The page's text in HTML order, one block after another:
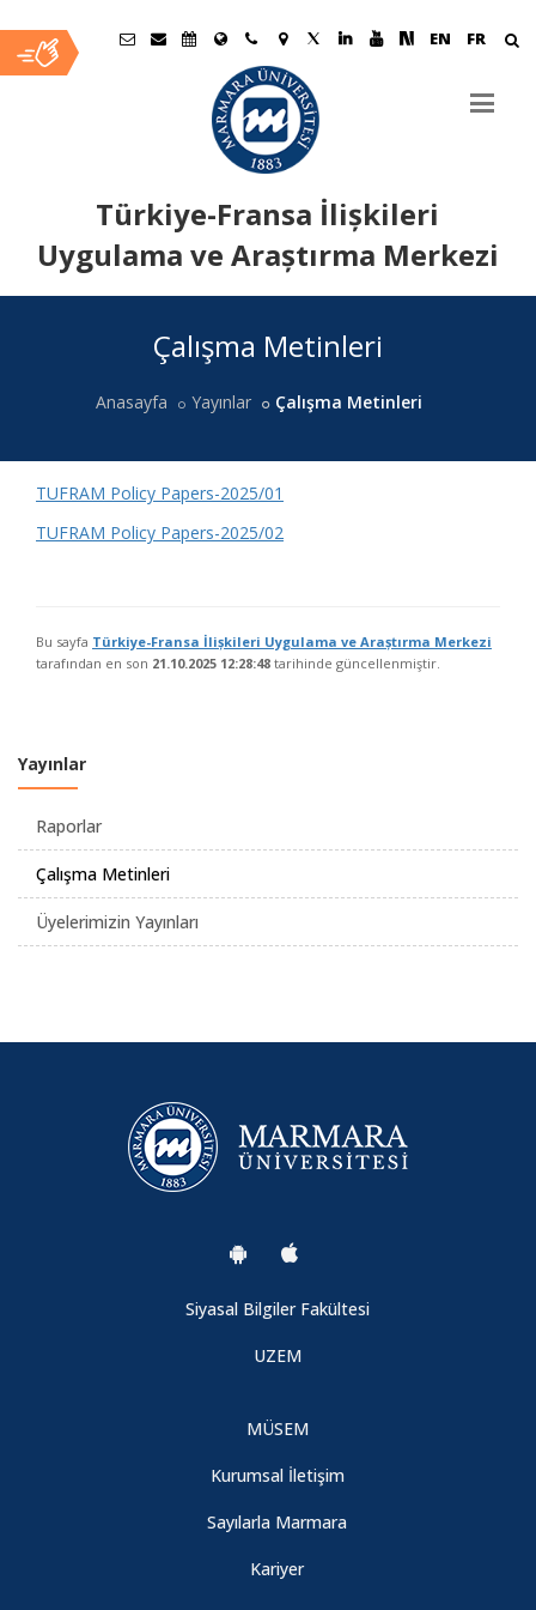
EN FR
Türkiye-Fransa İlișkileri
Uygulama ve Araștırma Merkezi
Çalışma Metinleri
Anasayfa Yayınlar Çalışma Metinleri
TUFRAM Policy Papers-2025/01
TUFRAM Policy Papers-2025/02
Bu sayfa Türkiye-Fransa İlișkileri Uygulama ve Araștırma Merkezi
tarafından en son 21.10.2025 12:28:48 tarihinde güncellenmiştir.
Yayınlar
Raporlar
Çalışma Metinleri
Üyelerimizin Yayınları
Siyasal Bilgiler Fakültesi
UZEM
MÜSEM
Kurumsal İletişim
Sayılarla Marmara
Kariyer